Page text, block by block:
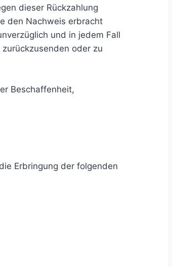
dieser Rückzahlung
den Nachweis erbracht
und in jedem Fall
oder zu
Beschaffenheit,
Erbringung der folgenden